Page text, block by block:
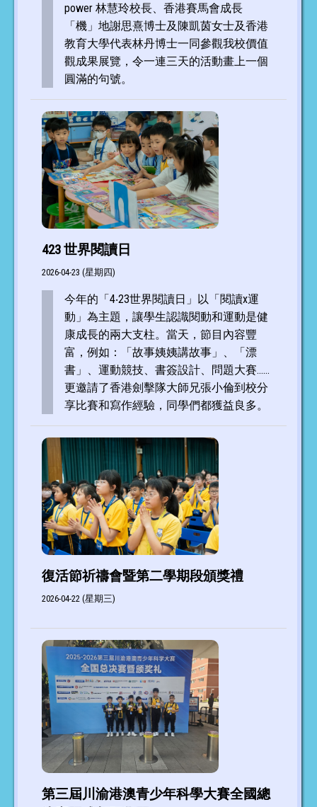
power 林慧玲校長、香港賽馬會成長
「機」地謝思熹博士及陳凱茵女士及香港
教育大學代表林丹博士一同參觀我校價值
觀成果展覽，令一連三天的活動畫上一個
圓滿的句號。
423 世界閱讀日
2026-04-23 (星期四)
今年的「4‧23世界閱讀日」以「閱讀x運
動」為主題，讓學生認識閱動和運動是健
康成長的兩大支柱。當天，節目內容豐
富，例如：「故事姨姨講故事」、「漂
書」、運動競技、書簽設計、問題大賽……
更邀請了香港劍擊隊大師兄張小倫到校分
享比賽和寫作經驗，同學們都獲益良多。
復活節祈禱會暨第二學期段頒獎禮
2026-04-22 (星期三)
第三屆川渝港澳青少年科學大賽全國總